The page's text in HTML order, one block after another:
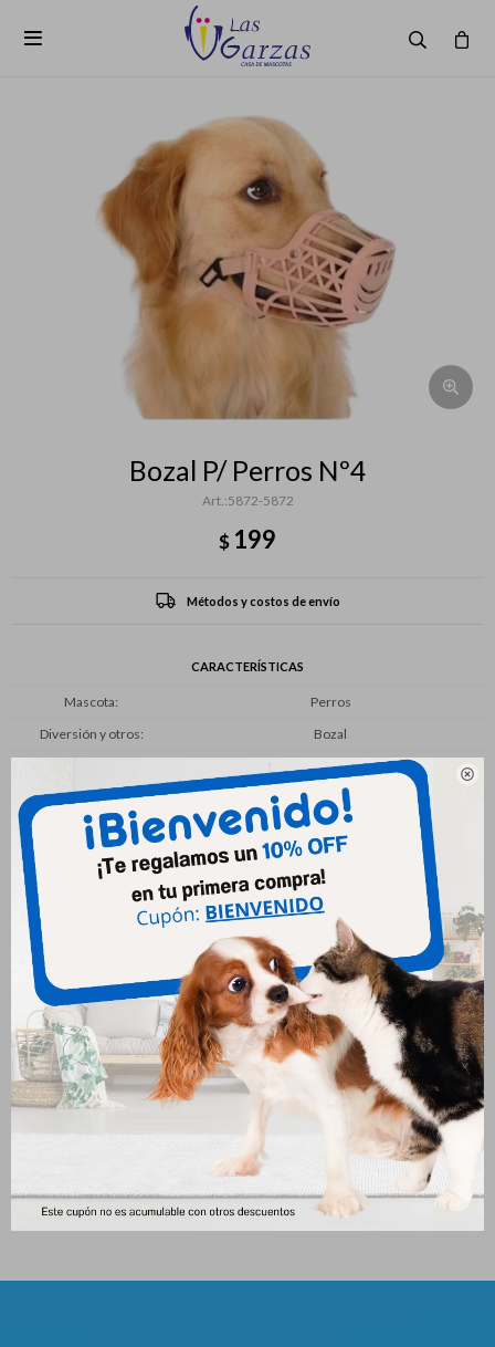


Bozal P/ Perros Nº4
5872-5872
$ 199
Métodos y costos de envío
CARACTERÍSTICAS
Mascota
Perros
Diversión y otros
Bozal
Productos que te pueden interesar
Juguete Para Perro Rosquilla
Juguete Perro Hueso Con
Pinchos 14x5cm